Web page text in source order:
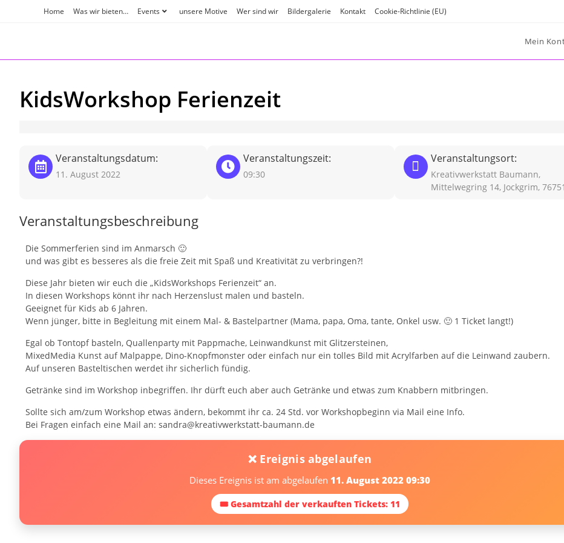
Home Was wir bieten… Events unsere Motive Wer sind wir Bildergalerie Kontakt Cookie-Richtlinie (EU)
Mein
KidsWorkshop Ferienzeit
Veranstaltungsdatum:
11. August 2022
Veranstaltungszeit:
09:30
Veranstaltungsort:
Kreativwerkstatt Baumann,
Mittelwegring 14, Jockgrim, 76751
Veranstaltungsbeschreibung
Die Sommerferien sind im Anmarsch 🙂
und was gibt es besseres als die freie Zeit mit Spaß und Kreativität zu verbringen?!
Diese Jahr bieten wir euch die „KidsWorkshops Ferienzeit“ an.
In diesen Workshops könnt ihr nach Herzenslust malen und basteln.
Geeignet für Kids ab 6 Jahren.
Wenn jünger, bitte in Begleitung mit einem Mal- & Bastelpartner (Mama, papa, Oma, tante, Onkel usw. 🙂 1 Ticket langt!)
Egal ob Tontopf basteln, Quallenparty mit Pappmache, Leinwandkunst mit Glitzersteinen,
MixedMedia Kunst auf Malpappe, Dino-Knopfmonster oder einfach nur ein tolles Bild mit Acrylfarben auf die Leinwand zaubern.
Auf unseren Basteltischen werdet ihr sicherlich fündig.
Getränke sind im Workshop inbegriffen. Ihr dürft euch aber auch Getränke und etwas zum Knabbern mitbringen.
Sollte sich am/zum Workshop etwas ändern, bekommt ihr ca. 24 Std. vor Workshopbeginn via Mail eine Info.
Bei Fragen einfach eine Mail an: sandra@kreativwerkstatt-baumann.de
❌ Ereignis abgelaufen
Dieses Ereignis ist am abgelaufen 11. August 2022 09:30
🎟 Gesamtzahl der verkauften Tickets: 11